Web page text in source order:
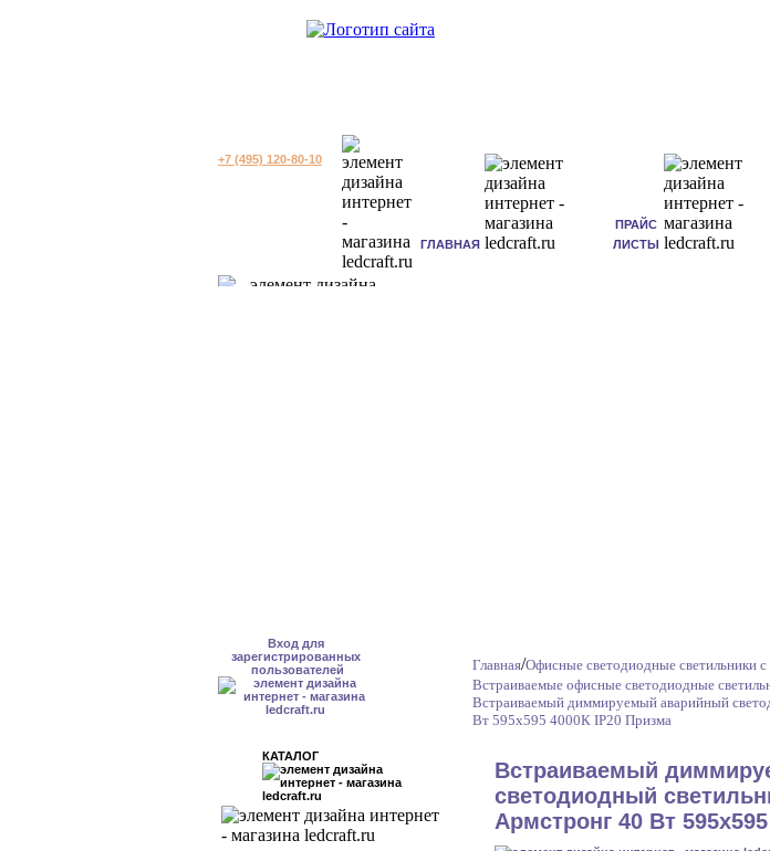
+7 (495) 120-80-10
ГЛАВНАЯ
ПРАЙС
ЛИСТЫ
Вход для
зарегистрированных
пользователей
КАТАЛОГ
Главная/Офисные светодиодные светильники
Встраиваемые офисные светодиодные
Встраиваемый диммируемый аварийный
Вт 595x595 4000К IP20 Призма
Встраиваемый
светодиодный
Армстронг 40 Вт